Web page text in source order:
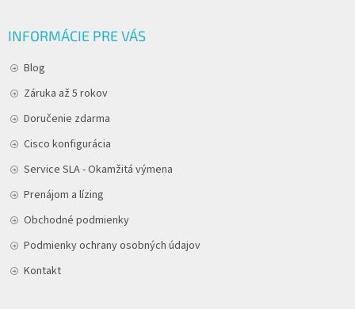
INFORMÁCIE PRE VÁS
Blog
Záruka až 5 rokov
Doručenie zdarma
Cisco konfigurácia
Service SLA - Okamžitá výmena
Prenájom a lízing
Obchodné podmienky
Podmienky ochrany osobných údajov
Kontakt